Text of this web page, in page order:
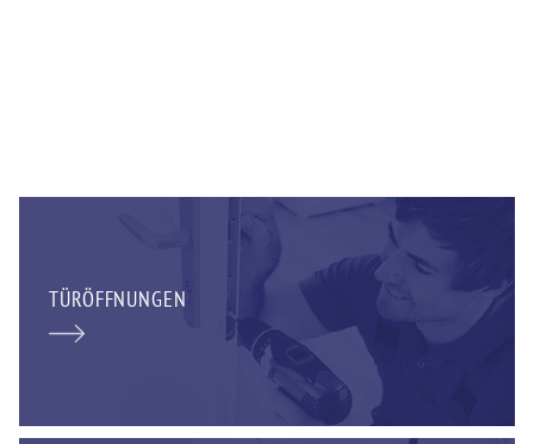
TÜRÖFFNUNGEN